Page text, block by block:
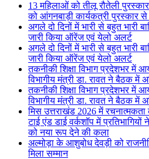
13 महिलाओं को तीलू रौतेली
को आंगनबाड़ी कार्यकत्री पुरस्कार से
अगले दो दिनों में भारी से बहुत भारी
जारी किया ऑरेंज एवं येलो अलर्ट
अगले दो दिनों में भारी से बहुत भारी
जारी किया ऑरेंज एवं येलो अलर्ट
तकनीकी शिक्षा विभाग प्रदेशभर में
विभागीय मंत्री डा. रावत ने बैठक में
तकनीकी शिक्षा विभाग प्रदेशभर में
विभागीय मंत्री डा. रावत ने बैठक में
मिस उत्तराखंड 2026 में
टाई एंड डाई वर्कशॉप में
को नया रूप देने की कला
अल्मोड़ा के आशुबोध देवड़ी को
मिला सम्मान